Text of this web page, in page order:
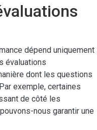
dépend uniquement
évaluations
dont les questions
exemple, certaines
de côté les
nous garantir une